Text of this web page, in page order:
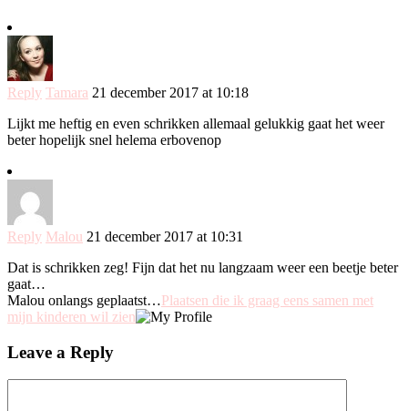
Reply Tamara 21 december 2017 at 10:18
Lijkt me heftig en even schrikken allemaal gelukkig gaat het weer
beter hopelijk snel helema erbovenop
Reply Malou 21 december 2017 at 10:31
Dat is schrikken zeg! Fijn dat het nu langzaam weer een beetje beter
gaat…
Malou onlangs geplaatst…Plaatsen die ik graag eens samen met
mijn kinderen wil zien
Leave a Reply